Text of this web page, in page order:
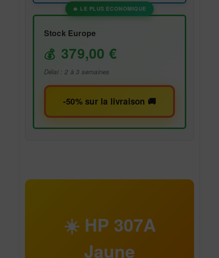
Stock Europe
379,00 €
Délai : 2 à 3 semaines
-50% sur la livraison 🚚
☀️ HP 307A
Jaune